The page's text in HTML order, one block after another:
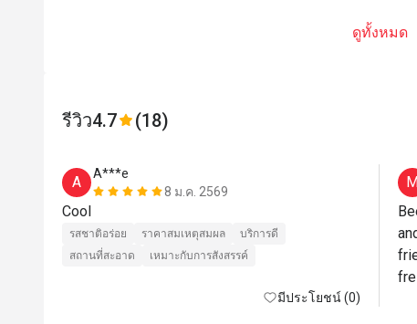
ดูทั้งหมด
รีวิว4.7 (18)
A
A***e
8 ม.ค. 2569
Cool
รสชาติอร่อย ราคาสมเหตุสมผล
บริการดี
สถานที่สะอาด
เหมาะกับการสังสรรค์
มีประโยชน์ (0)